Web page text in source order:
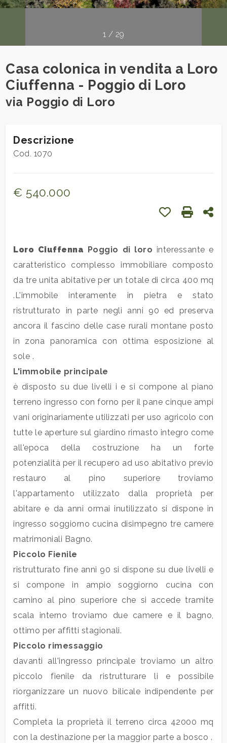
1 / 29
Casa colonica in vendita a Loro
Ciuffenna - Poggio di Loro
via Poggio di Loro
Descrizione
Cod. 1070
€ 540.000
Stampa:
Preferiti: Cod.
Loro Ciuffenna Poggio di loro interessante e
caratteristico complesso immobiliare composto
da tre unita abitative per un totale di circa 400 mq
.L'immobile interamente in pietra e stato
ristrutturato in parte negli anni 90 ed preserva
ancora il fascino delle case rurali montane posto
in zona panoramica con ottima esposizione al
sole .
L'immobile principale
è disposto su due livelli i e si compone al piano
terreno ingresso con forno per il pane cinque ampi
vani originariamente utilizzati per uso agricolo con
tutte le aperture sul giardino rimasto integro come
all'epoca della costruzione ha un forte
potenzialità per il recupero ad uso abitativo previo
restauro al pino superiore troviamo
l'appartamento utilizzato dalla proprietà per
abitare e da anni ormai inutilizzato si dispone in
ingresso soggiorno cucina disimpegno tre camere
matrimoniali Bagno.
Piccolo Fienile
ristrutturato fine anni 90 si dispone su due livelli e
si compone in ampio soggiorno cucina con
camino al pino superiore che si accede tramite
scala interno troviamo due camere e il bagno,
ottimo per affitti stagionali.
Piccolo rimessaggio
davanti all'ingresso principale troviamo un altro
piccolo fienile da ristrutturare li e possibile
riorganizzare un nuovo bilicale indipendente per
affitti.
Completa la proprietà il terreno circa 42000 mq
con la destinazione per la maggior parte a bosco .
Tipologia
-
Qualsiasi
Commerciali
Industriali
Terreni
Prezzo
Totale
mq
Locali
minimi
Qualsiasi
1